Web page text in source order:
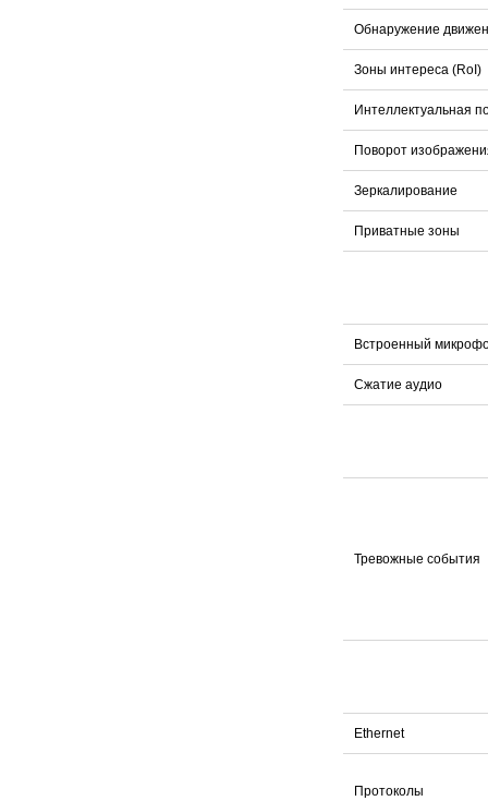
Обнаружение
Зоны интереса (RoI)
Интеллектуальная
Поворот
Зеркалирование
Приватные зоны
Встроенный
Сжатие аудио
Тревожные события
Ethernet
Протоколы